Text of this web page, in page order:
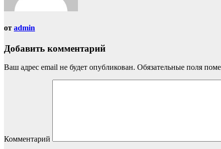
от admin
Добавить комментарий
Ваш адрес email не будет опубликован. Обязательные поля
Комментарий